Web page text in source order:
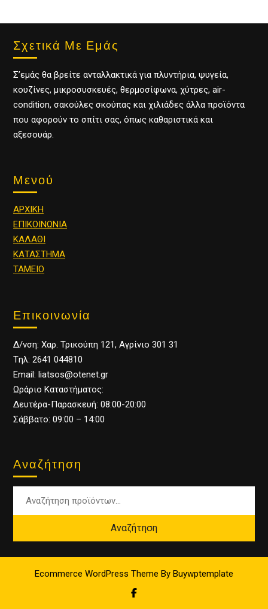
Σχετικά Με Εμάς
Σ’εμάς θα βρείτε ανταλλακτικά για πλυντήρια, ψυγεία,
κουζίνες, μικροσυσκευές, θερμοσίφωνα, χύτρες, air-
condition, σακούλες σκούπας και χιλιάδες άλλα προϊόντα
που αφορούν το σπίτι σας, όπως καθαριστικά και
αξεσουάρ.
Μενού
ΑΡΧΙΚΗ
ΕΠΙΚΟΙΝΩΝΙΑ
ΚΑΛΑΘΙ
ΚΑΤΑΣΤΗΜΑ
ΤΑΜΕΙΟ
Επικοινωνία
Δ/νση: Χαρ. Τρικούπη 121, Αγρίνιο 301 31
Tηλ: 2641 044810
Email: liatsos@otenet.gr
Ωράριο Καταστήματος:
Δευτέρα-Παρασκευή: 08:00-20:00
Σάββατο: 09:00 – 14:00
Αναζήτηση
Αναζήτηση
Ecommerce WordPress Theme By Buywptemplate